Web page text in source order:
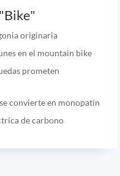
originaria
en el mountain bike
prometen
convierte en monopatín
de carbono